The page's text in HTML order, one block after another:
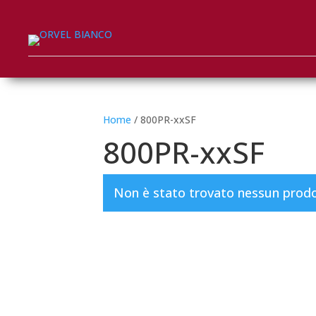
Home / 800PR-xxSF
800PR-xxSF
Non è stato trovato nessun